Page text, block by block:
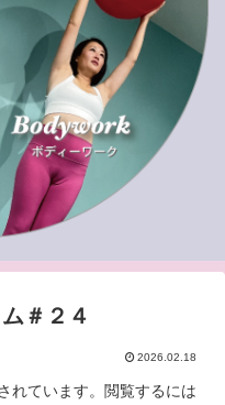
＃２４
2026.02.18
れています。閲覧するには